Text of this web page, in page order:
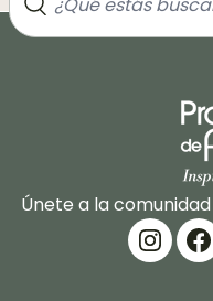
Únete a la